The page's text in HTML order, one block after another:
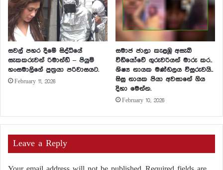
සවල් පහර දීමේ සිද්ධියේ
සැකකරුවන් රිමාන්ඩ් – පියුමි
හංසමාලිගේ පුත්‍රයා පරිවාසයට.
February 11, 2026
සමාජ ජාලා කැළඹූ අසැබි
වීඩියෝවේ ගුරුවරියන් මාරු කර..
ශිෂ්‍ය නායක මණ්ඩලය විසුරුවයි..
සිසු නායක පියා අවසානේ ගිය
දිහා මෙන්න.
February 10, 2026
Leave a Reply